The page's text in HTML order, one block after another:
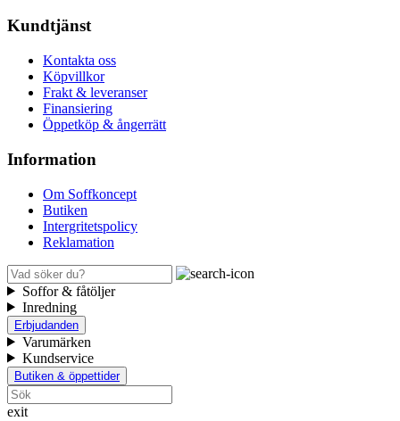
Kundtjänst
Kontakta oss
Köpvillkor
Frakt & leveranser
Finansiering
Öppetköp & ångerrätt
Information
Om Soffkoncept
Butiken
Intergritetspolicy
Reklamation
Soffor & fåtöljer
Inredning
Erbjudanden
Varumärken
Kundservice
Butiken & öppettider
exit